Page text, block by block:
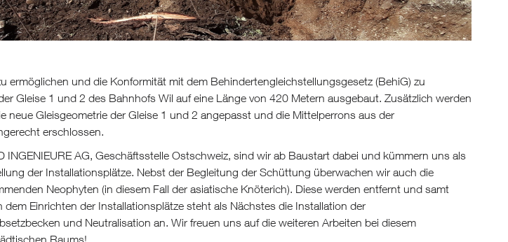
ermöglichen und die Konformität mit dem Behindertengleichstellungsgesetz (BehiG) zu
Gleise 1 und 2 des Bahnhofs Wil auf eine Länge von 420 Metern ausgebaut. Zusätzlich werden
neue Gleisgeometrie der Gleise 1 und 2 angepasst und die Mittelperrons aus der
erschlossen.
INGENIEURE AG, Geschäftsstelle Ostschweiz, sind wir ab Baustart dabei und kümmern uns als
der Installationsplätze. Nebst der Begleitung der Schüttung überwachen wir auch die
Neophyten (in diesem Fall der asiatische Knöterich). Diese werden entfernt und samt
Einrichten der Installationsplätze steht als Nächstes die Installation der
und Neutralisation an. Wir freuen uns auf die weiteren Arbeiten bei diesem
Raums!